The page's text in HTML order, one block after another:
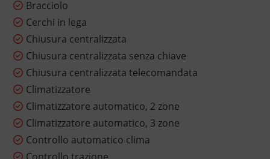
Bracciolo
Cerchi in lega
Chiusura centralizzata
Chiusura centralizzata senza chiave
Chiusura centralizzata telecomandata
Climatizzatore
Climatizzatore automatico, 2 zone
Climatizzatore automatico, 3 zone
Controllo automatico clima